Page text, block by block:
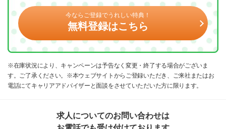
今ならご登録でうれしい特典！
無料登録はこちら
※在庫状況により、キャンペーンは予告なく変更・終了する場合がございま
す。ご了承ください。※本ウェブサイトからご登録いただき、ご来社またはお
電話にてキャリアアドバイザーと面談をさせていただいた方に限ります。
求人についてのお問い合わせは